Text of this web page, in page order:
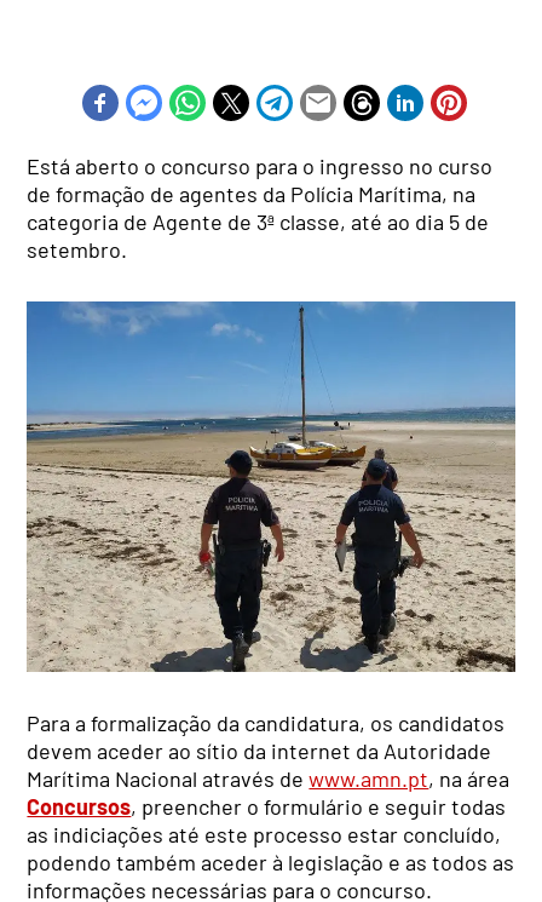
Está aberto o concurso para o ingresso no curso
de formação de agentes da Polícia Marítima, na
categoria de Agente de 3ª classe, até ao dia 5 de
setembro.
Para a formalização da candidatura, os candidatos
devem aceder ao sítio da internet da Autoridade
Marítima Nacional através dewww.amn.pt, na área
Concursos, preencher o formulário e seguir todas
as indiciações até este processo estar concluído,
podendo também aceder à legislação e as todos as
informações necessárias para o concurso.